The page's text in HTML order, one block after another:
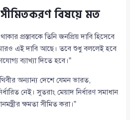
সীমিতকরণ বিষয়ে মত
প্রস্তাবকে তিনি জনপ্রিয় দাবি হিসেবে
এই দাবি আছে। তবে শুধু বললেই হবে
ব্যাখ্যা দিতে হবে।”
অন্যান্য দেশে যেমন ভারত,
নেই। সুতরাং মেয়াদ নির্ধারণ সমাধান
ক্ষমতা সীমিত করা।”